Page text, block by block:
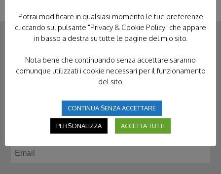
CONTATTACI
Potrai modificare in qualsiasi momento le tue preferenze
cliccando sul pulsante "Privacy & Cookie Policy" che appare
in basso a destra su tutte le pagine del mio sito.
Nota bene che continuando senza accettare saranno
comunque utilizzati i cookie necessari per il funzionamento
del sito.
CONTINUA SENZA ACCETTARE
PERSONALIZZA ACCETTA TUTTI